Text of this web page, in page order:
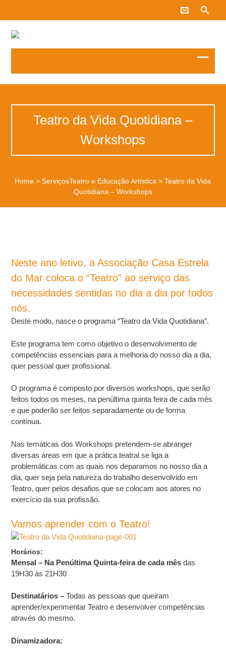
Teatro da Vida Quotidiana –
Workshops
Home >ServiçosTeatro e Educação Artística >Teatro da Vida
Quotidiana – Workshops
Neste ano letivo, a Associação Casa Estrela
do Mar coloca o “Teatro” ao serviço das
necessidades sentidas no dia a dia por todos
nós.
Deste modo, nasce o programa “Teatro da Vida Quotidiana”.
Este programa tem como objetivo o desenvolvimento de
competências essenciais para a melhoria do nosso dia a dia,
quer pessoal quer profissional.
O programa é composto por diversos workshops, que serão
feitos todos os meses, na penúltima quinta feira de cada mês
e que poderão ser feitos separadamente ou de forma
contínua.
Nas temáticas dos Workshops pretendem-se abranger
diversas áreas em que a prática teatral se liga a
problemáticas com as quais nos deparamos no nosso dia a
dia, quer seja pela natureza do trabalho desenvolvido em
Teatro, quer pelos desafios que se colocam aos atores no
exercício da sua profissão.
Vamos aprender com o Teatro!
Horários:
Mensal – Na Penúltima Quinta-feira de cada mês das
19H30 às 21H30
Destinatários – Todas as pessoas que queiram
aprender/experimentar Teatro e desenvolver competências
através do mesmo.
Dinamizadora: